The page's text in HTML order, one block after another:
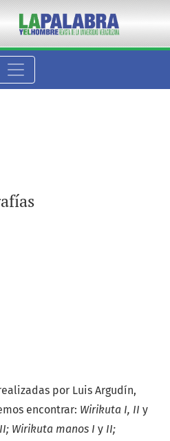
por Luis Argudín,
encontrar: Wirikuta I, II y
II; Wirikuta manos I y II;